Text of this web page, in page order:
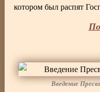
котором был распят
Введение